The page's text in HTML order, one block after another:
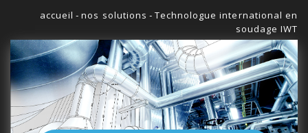
accueil -nos solutions - Technologue international en
soudage IWT